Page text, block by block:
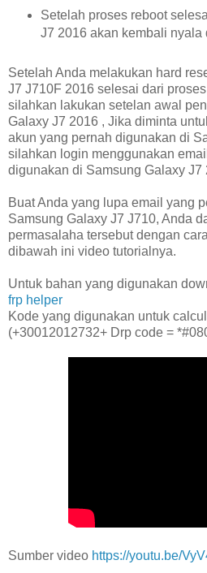
Setelah proses reboot
J7 2016 akan kembali nyala
Setelah Anda melakukan hard
J7 J710F 2016 selesai dari
silahkan lakukan setelan awal
Galaxy J7 2016 , Jika diminta
akun yang pernah digunakan di
silahkan login menggunakan
digunakan di Samsung Galaxy J7
Buat Anda yang lupa email yang
Samsung Galaxy J7 J710, Anda
permasalaha tersebut dengan
dibawah ini video tutorialnya.
Untuk bahan yang digunakan
frp helper
Kode yang digunakan untuk
(+30012012732+ Drp code =
Sumber video https://youtu.be/